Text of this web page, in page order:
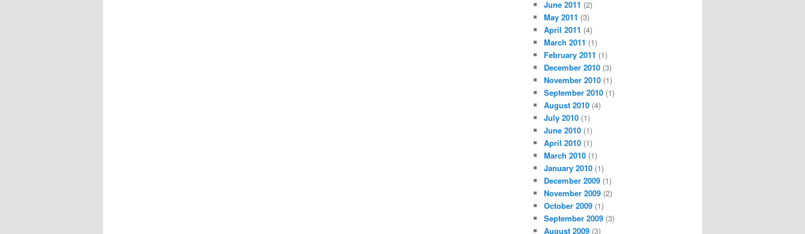
June 2011 (2)
May 2011 (3)
April 2011 (4)
March 2011 (1)
February 2011 (1)
December 2010 (3)
November 2010 (1)
September 2010 (1)
August 2010 (4)
July 2010 (1)
June 2010 (1)
April 2010 (1)
March 2010 (1)
January 2010 (1)
December 2009 (1)
November 2009 (2)
October 2009 (1)
September 2009 (3)
August 2009 (3)